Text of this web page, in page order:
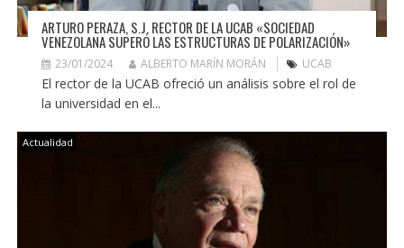
ARTURO PERAZA, S.J. RECTOR DE LA UCAB «SOCIEDAD
VENEZOLANA SUPERÓ LAS ESTRUCTURAS DE POLARIZACIÓN»
23/01/2024 ALBERTO MARÍN MORÁN UCAB
El rector de la UCAB ofreció un análisis sobre el rol de
la universidad en el...
Actualidad